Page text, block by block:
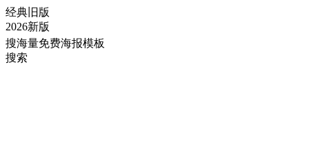
经典旧版
2026新版
搜海量免费海报模板
搜索